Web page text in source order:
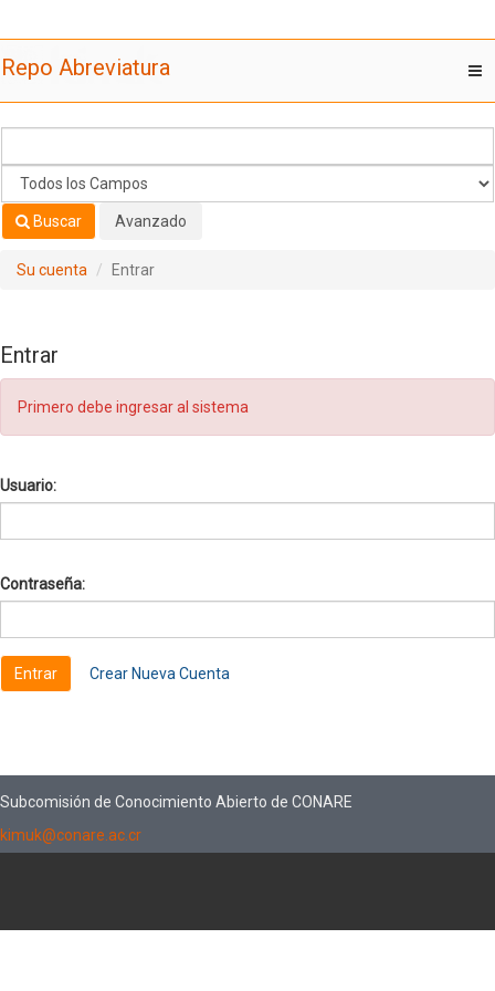
Repo Abreviatura
Buscar Avanzado
Su cuenta Entrar
Entrar
Primero debe ingresar al sistema
Usuario:
Contraseña:
Crear Nueva Cuenta
Subcomisión de Conocimiento Abierto de CONARE
kimuk@conare.ac.cr